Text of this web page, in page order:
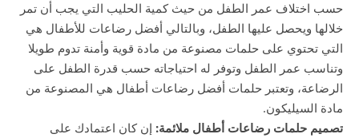
حسب اختلاف عمر الطفل من حيث كمية الحليب التي يجب أن تمر
خلالها ويحصل عليها الطفل، وبالتالي أفضل رضاعات للأطفال هي
التي تحتوي على حلمات مصنوعة من مادة قوية وأمنة تدوم طويلا
وتناسب عمر الطفل وتوفر له احتياجاته حسب قدرة الطفل على
الرضاعة، وتعتبر حلمات أفضل رضاعات أطفال هي المصنوعة من
مادة السيليكون.
تصميم حلمات رضاعات أطفال ملائمة: إن كان اعتمادك على